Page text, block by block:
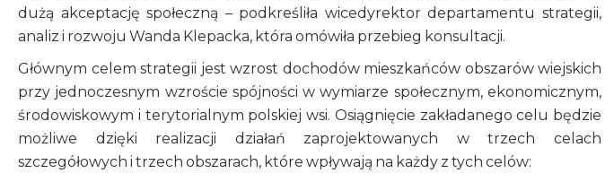
dużą akceptację społeczną – podkreśliła wicedyrektor departamentu strategii,
analiz i rozwoju Wanda Klepacka, która omówiła przebieg konsultacji.
Głównym celem strategii jest wzrost dochodów mieszkańców obszarów wiejskich
przy jednoczesnym wzroście spójności w wymiarze społecznym, ekonomicznym,
środowiskowym i terytorialnym polskiej wsi. Osiągnięcie zakładanego celu będzie
możliwe dzięki realizacji działań zaprojektowanych w trzech celach
szczegółowych i trzech obszarach, które wpływają na każdy z tych celów: